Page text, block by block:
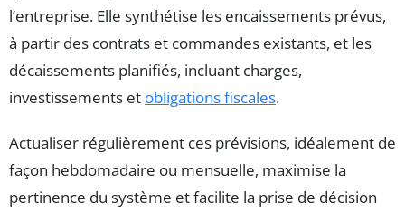
l’entreprise. Elle synthétise les encaissements prévus,
à partir des contrats et commandes existants, et les
décaissements planifiés, incluant charges,
investissements et obligations fiscales.
Actualiser régulièrement ces prévisions, idéalement de
façon hebdomadaire ou mensuelle, maximise la
pertinence du système et facilite la prise de décision